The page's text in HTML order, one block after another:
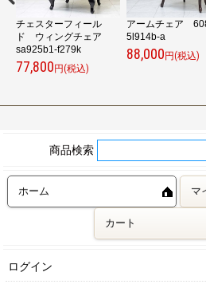
チェスターフィール
ド ウィングチェア
sa925b1-f279k
77,800円(税込)
アームチェア
5l914b-a
88,000円(税込)
商品検索
ホーム マ
カート
ログイン